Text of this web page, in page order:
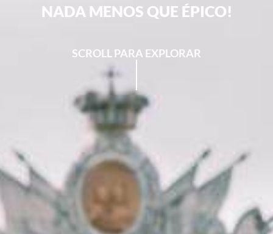
NADA MENOS QUE ÉPICO!
SCROLL PARA EXPLORAR